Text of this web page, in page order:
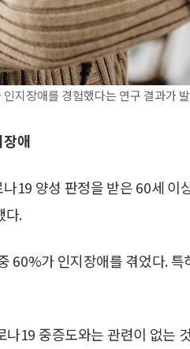
지장애를 경험했다는 연구 결과가
애
19 양성 판정을 받은 60세
다.
60%가 인지장애를 겪었다.
19 중증도와는 관련이 없는